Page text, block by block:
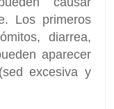
Los primeros
diarrea,
aparecer
excesiva y